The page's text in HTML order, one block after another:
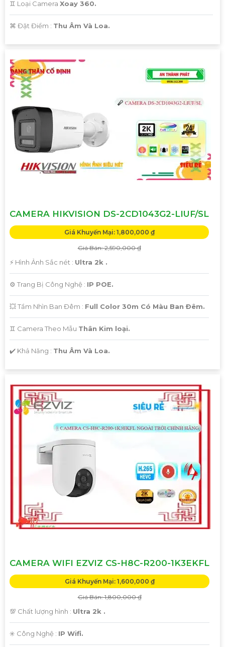
♊ Loại Camera Xoay 360.
️⌘ Đặt Điểm : Thu Âm Và Loa.
CAMERA HIKVISION DS-2CD1043G2-LIUF/SL
Giá Khuyến Mại: 1,800,000 ₫
Giá Bán: 2,590,000 ₫
️⚡ Hình Ảnh Sắc nét : Ultra 2k .
⚙ Trang Bị Công Nghệ : IP POE.
💥 Tầm Nhìn Ban Đêm : Full Color 30m Có Màu Ban Ðêm.
♊ Camera Theo Mẫu Thân Kim loại.
️✔️ Khả Năng : Thu Âm Và Loa.
CAMERA WIFI EZVIZ CS-H8C-R200-1K3EKFL
Giá Khuyến Mại: 1,600,000 ₫
Giá Bán: 1,800,000 ₫
💯 Chất lượng hình : Ultra 2k .
✳️ Công Nghệ : IP Wifi.